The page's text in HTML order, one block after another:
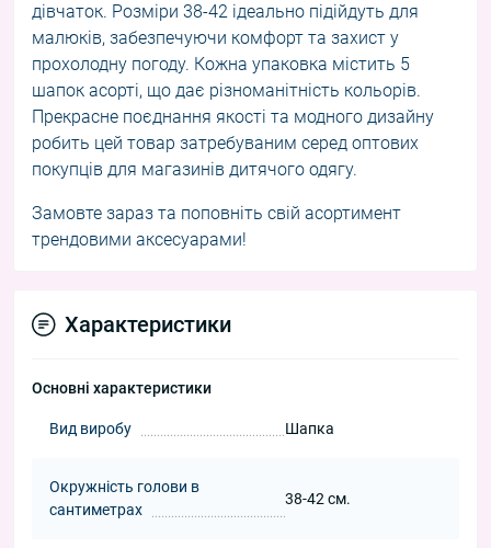
дівчаток. Розміри 38-42 ідеально підійдуть для
малюків, забезпечуючи комфорт та захист у
прохолодну погоду. Кожна упаковка містить 5
шапок асорті, що дає різноманітність кольорів.
Прекрасне поєднання якості та модного дизайну
робить цей товар затребуваним серед оптових
покупців для магазинів дитячого одягу.
Замовте зараз та поповніть свій асортимент
трендовими аксесуарами!
Характеристики
Основні характеристики
Вид виробу Шапка
Окружність голови в
сантиметрах
38-42 см.